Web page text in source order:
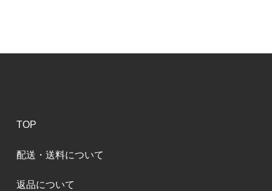
TOP
配送・送料について
返品について